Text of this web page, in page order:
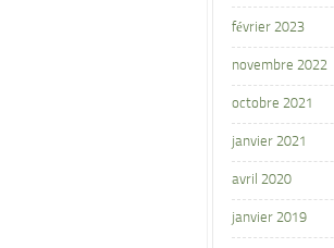
février 2023
novembre 2022
octobre 2021
janvier 2021
avril 2020
janvier 2019